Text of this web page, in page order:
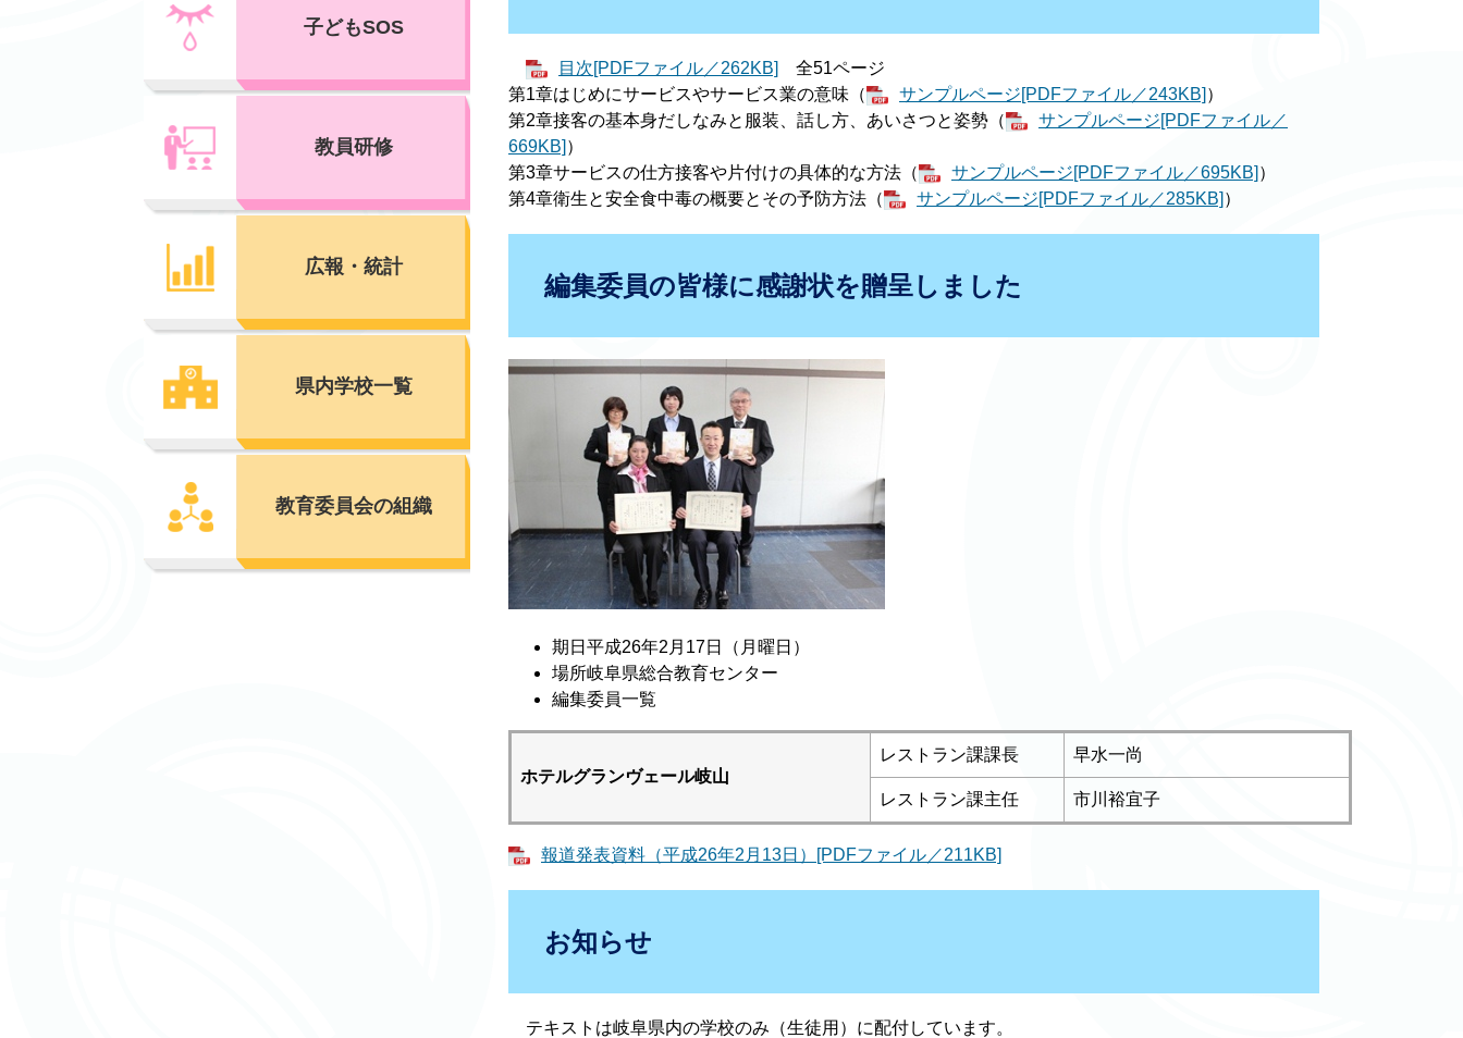
目次[PDFファイル／262KB]
全51ページ
第1章はじめにサービスやサービス業の意味（
サンプルページ[PDFファイル／243KB] ）
第2章接客の基本身だしなみと服装、話し方、あいさつと姿勢（
サンプルページ[PDFファイル／
669KB] ）
第3章サービスの仕方接客や片付けの具体的な方法（
サンプルページ[PDFファイル／695KB] ）
第4章衛生と安全食中毒の概要とその予防方法（
サンプルページ[PDFファイル／285KB] ）
編集委員の皆様に感謝状を贈呈しました
期日平成26年2月17日（月曜日）
場所岐阜県総合教育センター
編集委員一覧
ホテルグランヴェール岐山
レストラン課課長 早水一尚
レストラン課主任 市川裕宜子
報道発表資料（平成26年2月13日）[PDFファイル／211KB]
お知らせ
テキストは岐阜県内の学校のみ（生徒用）に配付しています。
子どもSOS
教員研修
広報・統計
県内学校一覧
教育委員会の組織